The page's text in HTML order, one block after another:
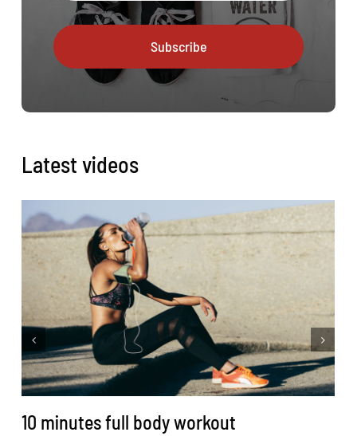
Subscribe
Latest videos
10 minutes full body workout